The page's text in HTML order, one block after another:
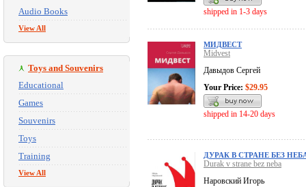
Audio Books
View All
Toys and Souvenirs
Educational
Games
Souvenirs
Toys
Training
View All
shipped in 1-3 days
МИДВЕСТ
Midvest
Давыдов Сергей
Your Price: $29.95
shipped in 14-20 days
ДУРАК В СТРАНЕ БЕЗ
Durak v strane bez neba
Наровский Игорь